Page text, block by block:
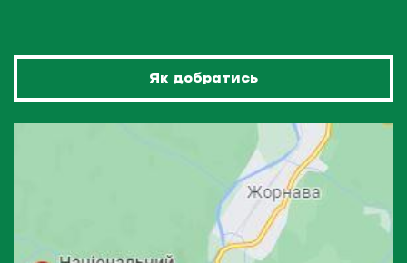
Як добратись